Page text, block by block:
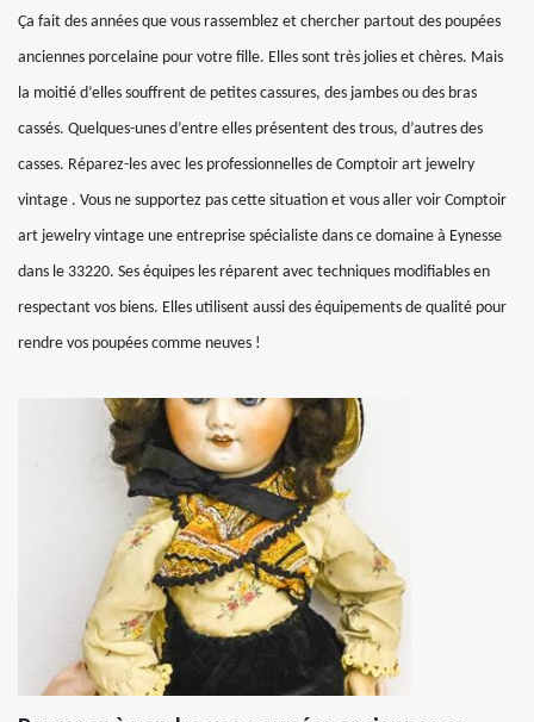
Ça fait des années que vous rassemblez et chercher partout des poupées
anciennes porcelaine pour votre fille. Elles sont très jolies et chères. Mais
la moitié d’elles souffrent de petites cassures, des jambes ou des bras
cassés. Quelques-unes d’entre elles présentent des trous, d’autres des
casses. Réparez-les avec les professionnelles de Comptoir art jewelry
vintage . Vous ne supportez pas cette situation et vous aller voir Comptoir
art jewelry vintage une entreprise spécialiste dans ce domaine à Eynesse
dans le 33220. Ses équipes les réparent avec techniques modifiables en
respectant vos biens. Elles utilisent aussi des équipements de qualité pour
rendre vos poupées comme neuves !